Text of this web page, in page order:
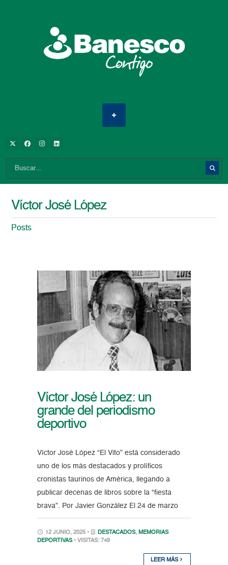
Víctor José López
Posts
Víctor José López: un
grande del periodismo
deportivo
Víctor José López “El Vito” está considerado
uno de los más destacados y prolíficos
cronistas taurinos de América, llegando a
publicar decenas de libros sobre la “fiesta
brava”. Por Javier González El 24 de marzo
12 JUNIO, 2025 • DESTACADOS, MEMORIAS
DEPORTIVAS • VISITAS: 749
LEER MÁS